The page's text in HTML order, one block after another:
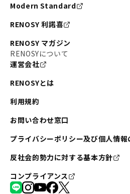
Modern Standard
RENOSY 利諾喜
RENOSY マガジン
RENOSYについて
運営会社
RENOSYとは
利用規約
お問い合わせ窓口
プライバシーポリシー及び個人情
反社会的勢力に対する基本方針
コンプライアンス